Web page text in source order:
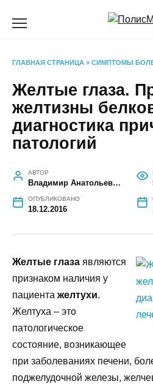
ГЛАВНАЯ СТРАНИЦА » СИМПТОМЫ
Желтые глаза.
желтизны
диагностика
патологий
АВТОР
Владимир Анатольевич Повар
ОПУБЛИКОВАНО
18.12.2016
Желтые глаза являются
признаком наличия у
пациента желтухи.
Желтуха – это
патологическое
состояние, возникающее
при заболеваниях печени,
поджелудочной железы,